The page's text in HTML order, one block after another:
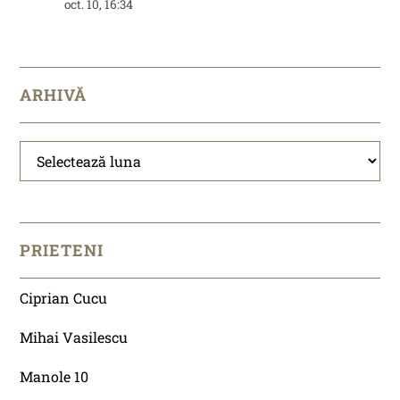
oct. 10, 16:34
ARHIVĂ
Arhivă
PRIETENI
Ciprian Cucu
Mihai Vasilescu
Manole 10